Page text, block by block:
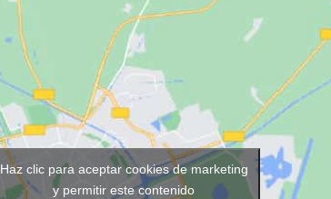
Haz clic para aceptar cookies de marketing
y permitir este contenido